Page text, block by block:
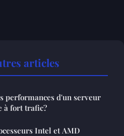
articles
performances d'un serveur
à fort trafic?
Intel et AMD